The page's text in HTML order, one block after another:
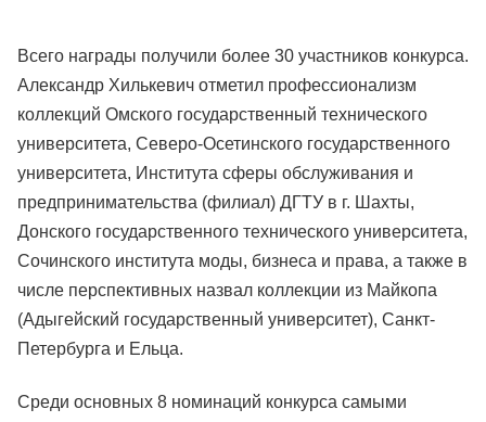
Всего награды получили более 30 участников конкурса.
Александр Хилькевич отметил профессионализм
коллекций Омского государственный технического
университета, Северо-Осетинского государственного
университета, Института сферы обслуживания и
предпринимательства (филиал) ДГТУ в г. Шахты,
Донского государственного технического университета,
Сочинского института моды, бизнеса и права, а также в
числе перспективных назвал коллекции из Майкопа
(Адыгейский государственный университет), Санкт-
Петербурга и Ельца.
Среди основных 8 номинаций конкурса самыми